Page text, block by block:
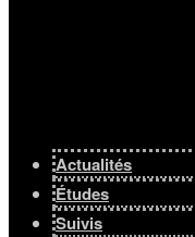
Actualités
Études
Suivis